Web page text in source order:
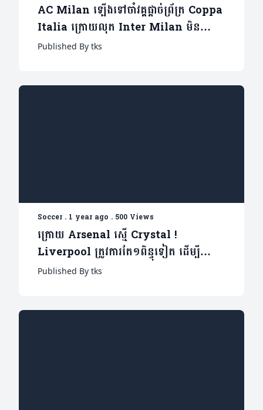
AC Milan ឡើងទៅចាំវគ្គផ្ដាច់ព្រ័ត្រ Coppa
Italia ក្រោយលុត Inter Milan មិន
ឲ្យតដៃ
Published By tks
Soccer. 1 year ago . 500 Views
ក្រោយ Arsenal ស្មើ Crystal !
Liverpool ត្រូវការតែ១ពិន្ទុទៀត ដើម្បី
លើកពាន Premier League
Published By tks